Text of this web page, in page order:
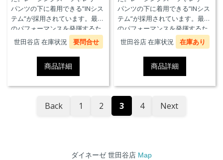
パンツの下に着用できる”INシス
テム”が採用されています。最高
のパフォーマンスを発揮するた
めに、ケブラーカーボンを使用
したAxial Distorsion Control
Systemテクノロジー、
Groundtrax®レーシングソー
ル、交換可能なマグネシウムス
ライダーを採用しています。
世田谷店 在庫状況 要問合せ
商品詳細
パンツの下に着用できる”INシス
テム”が採用されています。最高
のパフォーマンスを発揮するた
めに、ケブラーカーボンを使用
したAxial Distorsion Control
Systemテクノロジー、
Groundtrax®レーシングソー
ル、交換可能なマグネシウムス
ライダーを採用しています。
世田谷店 在庫状況 在庫あり
商品詳細
Back 1 2 3 4 Next
ダイネーゼ 世田谷店 Map